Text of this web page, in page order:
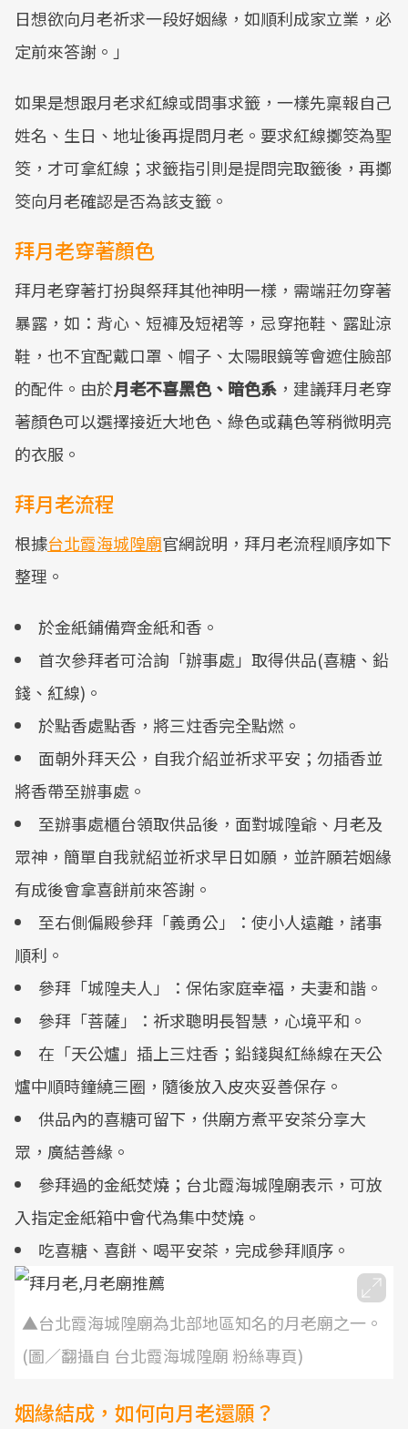
日想欲向月老祈求一段好姻緣，如順利成家立業，必
定前來答謝。」
如果是想跟月老求紅線或問事求籤，一樣先稟報自己
姓名、生日、地址後再提問月老。要求紅線擲筊為聖
筊，才可拿紅線；求籤指引則是提問完取籤後，再擲
筊向月老確認是否為該支籤。
拜月老穿著顏色
拜月老穿著打扮與祭拜其他神明一樣，需端莊勿穿著
暴露，如：背心、短褲及短裙等，忌穿拖鞋、露趾涼
鞋，也不宜配戴口罩、帽子、太陽眼鏡等會遮住臉部
的配件。由於月老不喜黑色、暗色系 ，建議拜月老穿
著顏色可以選擇接近大地色、綠色或藕色等稍微明亮
的衣服。
拜月老流程
根據台北霞海城隍廟官網說明，拜月老流程順序如下
整理。
於金紙鋪備齊金紙和香。
首次參拜者可洽詢「辦事處」取得供品(喜糖、鉛
錢、紅線)。
於點香處點香，將三炷香完全點燃。
面朝外拜天公，自我介紹並祈求平安；勿插香並
將香帶至辦事處。
至辦事處櫃台領取供品後，面對城隍爺、月老及
眾神，簡單自我就紹並祈求早日如願，並許願若姻緣
有成後會拿喜餅前來答謝。
至右側偏殿參拜「義勇公」：使小人遠離，諸事
順利。
參拜「城隍夫人」：保佑家庭幸福，夫妻和諧。
參拜「菩薩」：祈求聰明長智慧，心境平和。
在「天公爐」插上三炷香；鉛錢與紅絲線在天公
爐中順時鐘繞三圈，隨後放入皮夾妥善保存。
供品內的喜糖可留下，供廟方煮平安茶分享大
眾，廣結善緣。
參拜過的金紙焚燒；台北霞海城隍廟表示，可放
入指定金紙箱中會代為集中焚燒。
吃喜糖、喜餅、喝平安茶，完成參拜順序。
▲台北霞海城隍廟為北部地區知名的月老廟之一。
(圖／翻攝自 台北霞海城隍廟 粉絲專頁)
姻緣結成，如何向月老還願？